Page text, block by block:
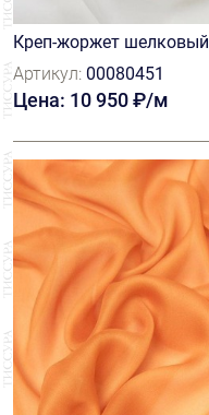
Креп-жоржет шелковый
Артикул: 00080451
Цена: 10 950 ₽/м